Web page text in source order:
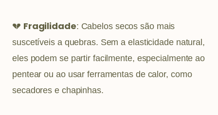
💔 Fragilidade: Cabelos secos são mais
suscetíveis a quebras. Sem a elasticidade natural,
eles podem se partir facilmente, especialmente ao
pentear ou ao usar ferramentas de calor, como
secadores e chapinhas.